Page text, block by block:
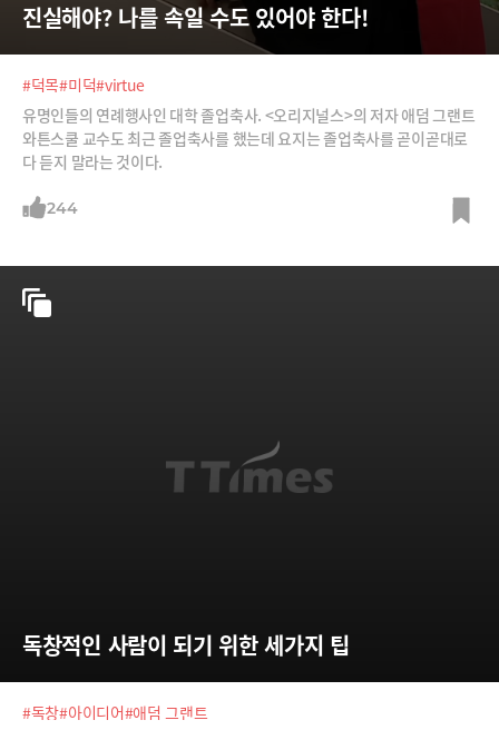
진실해야? 나를 속일 수도 있어야 한다!
#덕목#미덕#virtue
유명인들의 연례행사인 대학 졸업축사. <오리지널스>의 저자 애덤 그랜트
와튼스쿨 교수도 최근 졸업축사를 했는데 요지는 졸업축사를 곧이곧대로
다 듣지 말라는 것이다.
244
독창적인 사람이 되기 위한 세가지 팁
#독창#아이디어#애덤 그랜트